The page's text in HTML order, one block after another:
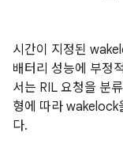
시간이 지정된
배터리 성능에 부정
서는 RIL 요청을 분
형에 따라 wakelock
다.